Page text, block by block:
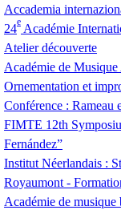
Accademia
24
e
Académie
Atelier découverte
Académie de
Ornementation et
Conférence : Rameau
FIMTE 12th
Fernández”
Institut Néerlandais :
Royaumont -
Académie de